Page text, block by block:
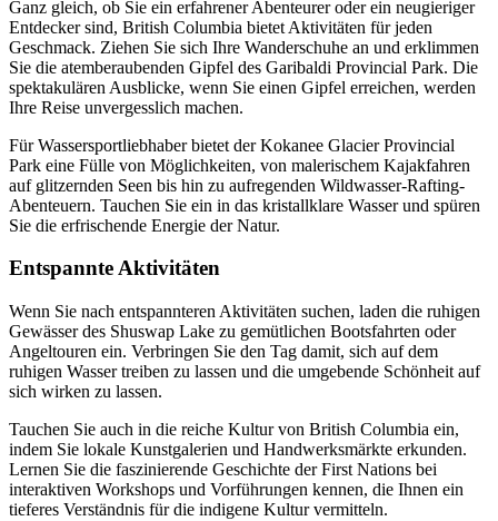
Ganz gleich, ob Sie ein erfahrener Abenteurer oder ein neugieriger
Entdecker sind, British Columbia bietet Aktivitäten für jeden
Geschmack. Ziehen Sie sich Ihre Wanderschuhe an und erklimmen
Sie die atemberaubenden Gipfel des Garibaldi Provincial Park. Die
spektakulären Ausblicke, wenn Sie einen Gipfel erreichen, werden
Ihre Reise unvergesslich machen.
Für Wassersportliebhaber bietet der Kokanee Glacier Provincial
Park eine Fülle von Möglichkeiten, von malerischem Kajakfahren
auf glitzernden Seen bis hin zu aufregenden Wildwasser-Rafting-
Abenteuern. Tauchen Sie ein in das kristallklare Wasser und spüren
Sie die erfrischende Energie der Natur.
Entspannte Aktivitäten
Wenn Sie nach entspannteren Aktivitäten suchen, laden die ruhigen
Gewässer des Shuswap Lake zu gemütlichen Bootsfahrten oder
Angeltouren ein. Verbringen Sie den Tag damit, sich auf dem
ruhigen Wasser treiben zu lassen und die umgebende Schönheit auf
sich wirken zu lassen.
Tauchen Sie auch in die reiche Kultur von British Columbia ein,
indem Sie lokale Kunstgalerien und Handwerksmärkte erkunden.
Lernen Sie die faszinierende Geschichte der First Nations bei
interaktiven Workshops und Vorführungen kennen, die Ihnen ein
tieferes Verständnis für die indigene Kultur vermitteln.